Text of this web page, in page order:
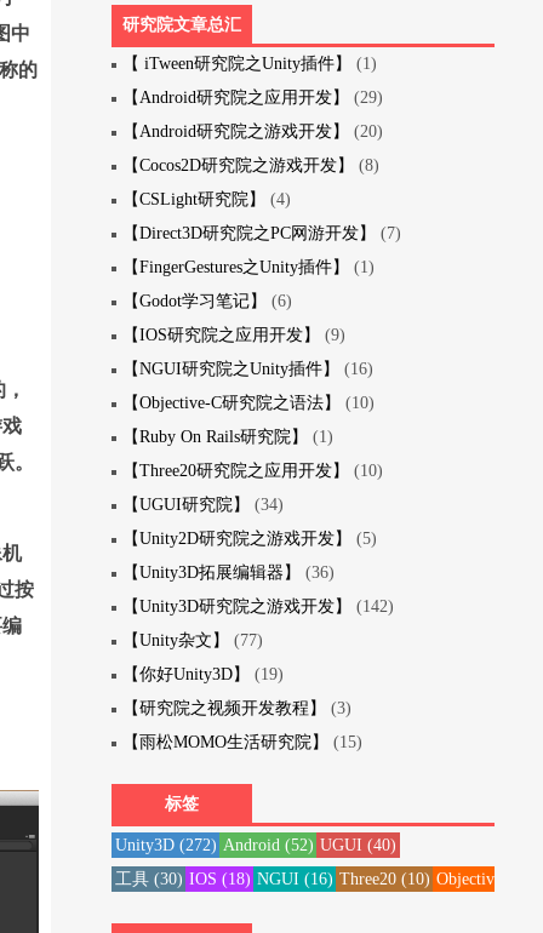
中
的
。
按
研究院文章总汇
【 iTween研究院之Unity插件】
(1)
【Android研究院之应用开发】
(29)
【Android研究院之游戏开发】
(20)
【Cocos2D研究院之游戏开发】
(8)
【CSLight研究院】
(4)
【Direct3D研究院之PC网游开发】
(7)
【FingerGestures之Unity插件】
(1)
【Godot学习笔记】
(6)
【IOS研究院之应用开发】
(9)
【NGUI研究院之Unity插件】
(16)
【Objective-C研究院之语法】
(10)
【Ruby On Rails研究院】
(1)
【Three20研究院之应用开发】
(10)
【UGUI研究院】
(34)
【Unity2D研究院之游戏开发】
(5)
【Unity3D拓展编辑器】
(36)
【Unity3D研究院之游戏开发】
(142)
【Unity杂文】
(77)
【你好Unity3D】
(19)
【研究院之视频开发教程】
(3)
【雨松MOMO生活研究院】
(15)
标签
Unity3D(272) Android(52) UGUI (40)
工具(30) IOS (18) NGUI (16) Three20(10) Objective-C